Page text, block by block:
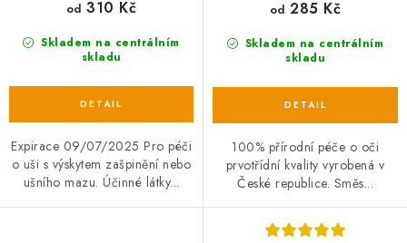
Skladem na centrálním
skladu
od 310 Kč
Expirace 09/07/2025 Pro péči
o uši s výskytem zašpinění nebo
ušního mazu. Účinné látky...
Skladem na centrálním
skladu
od 285 Kč
100% přírodní péče o oči
prvotřídní kvality vyrobená v
České republice. Směs...